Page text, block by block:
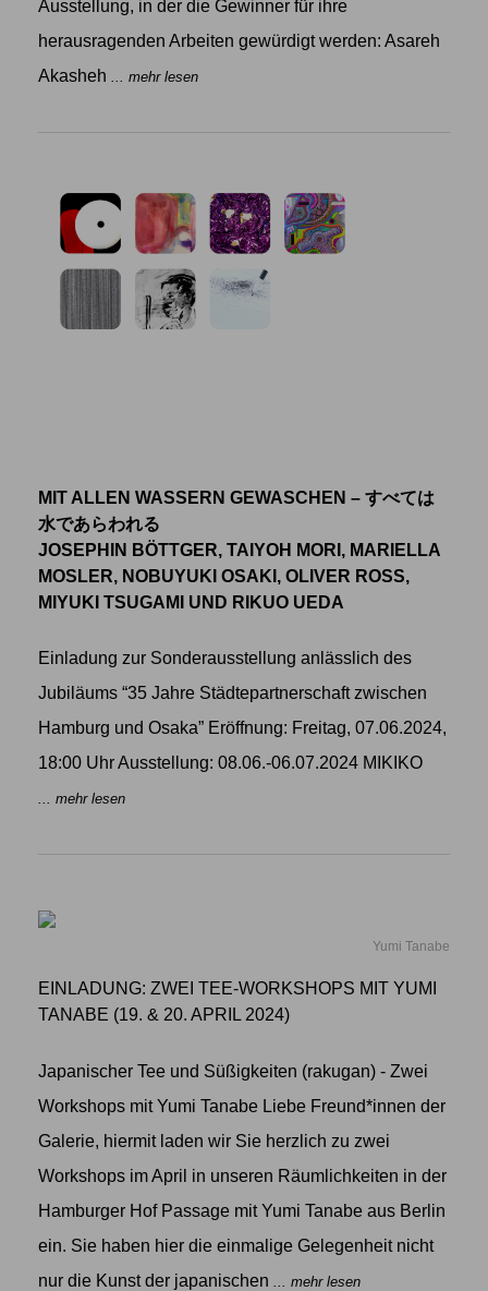
Ausstellung, in der die Gewinner für ihre
herausragenden Arbeiten gewürdigt werden: Asareh
Akasheh ... mehr lesen
MIT ALLEN WASSERN GEWASCHEN – すべては
水であらわれる
JOSEPHIN BÖTTGER, TAIYOH MORI, MARIELLA
MOSLER, NOBUYUKI OSAKI, OLIVER ROSS,
MIYUKI TSUGAMI UND RIKUO UEDA
Einladung zur Sonderausstellung anlässlich des
Jubiläums “35 Jahre Städtepartnerschaft zwischen
Hamburg und Osaka” Eröffnung: Freitag, 07.06.2024,
18:00 Uhr Ausstellung: 08.06.-06.07.2024 MIKIKO
... mehr lesen
Yumi Tanabe
EINLADUNG: ZWEI TEE-WORKSHOPS MIT YUMI
TANABE (19. & 20. APRIL 2024)
Japanischer Tee und Süßigkeiten (rakugan) - Zwei
Workshops mit Yumi Tanabe Liebe Freund*innen der
Galerie, hiermit laden wir Sie herzlich zu zwei
Workshops im April in unseren Räumlichkeiten in der
Hamburger Hof Passage mit Yumi Tanabe aus Berlin
ein. Sie haben hier die einmalige Gelegenheit nicht
nur die Kunst der japanischen
... mehr lesen